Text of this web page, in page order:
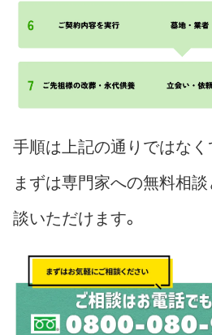
手順は上記の通りではなく
まずは専門家への無料相
談いただけます。